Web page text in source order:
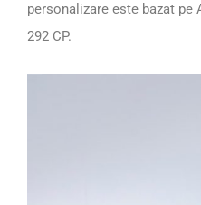
personalizare este bazat pe
292 CP.